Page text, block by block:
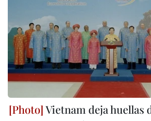
Vietnam deja huellas